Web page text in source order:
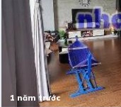
1 năm trước